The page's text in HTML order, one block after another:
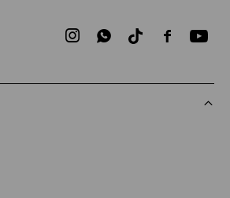

 